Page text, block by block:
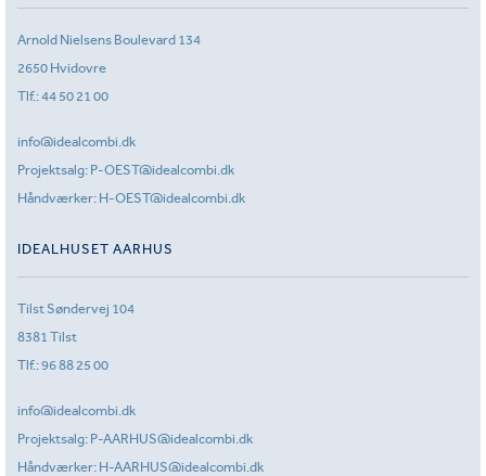
Arnold Nielsens Boulevard 134
2650 Hvidovre
Tlf.:44 50 21 00
info@idealcombi.dk
Projektsalg: P-OEST@idealcombi.dk
Håndværker: H-OEST@idealcombi.dk
IDEALHUSET AARHUS
Tilst Søndervej 104
8381 Tilst
Tlf.:96 88 25 00
info@idealcombi.dk
Projektsalg: P-AARHUS@idealcombi.dk
Håndværker: H-AARHUS@idealcombi.dk